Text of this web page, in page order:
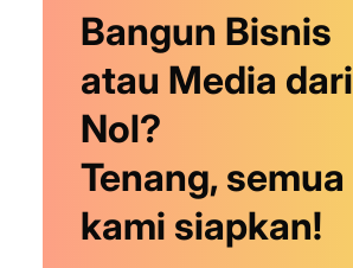
Bangun Bisnis
atau Media dari
Nol?
Tenang, semua
kami siapkan!